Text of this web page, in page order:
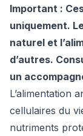
Important :
uniquement.
naturel et
d’autres.
un
L’alimentation
cellulaires du
nutriments